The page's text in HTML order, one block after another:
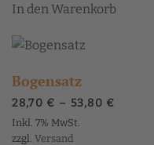
In den Warenkorb
Bogensatz
28,70 € – 53,80 €
Inkl. 7% MwSt.
zzgl. Versand